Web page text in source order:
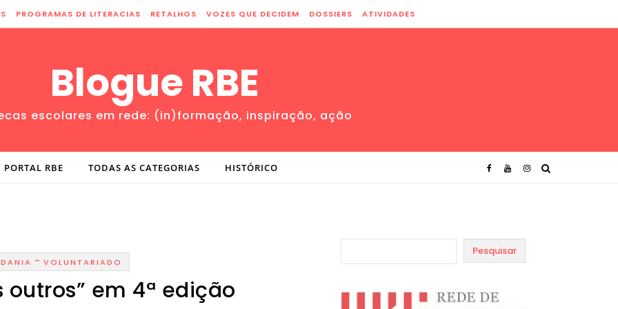
PROGRAMAS DE LITERACIAS RETALHOS VOZES QUE DECIDEM DOSSIERS ATIVIDADES
Blogue RBE
escolares em rede: (in)formação, inspiração, ação
PORTAL RBE TODAS AS CATEGORIAS HISTÓRICO
- VOLUNTARIADO
outros” em 4ª edição
Pesquisar